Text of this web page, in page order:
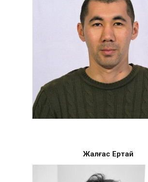
Жалғас Ертай